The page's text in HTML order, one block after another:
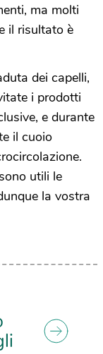
ma molti
il risultato è
dei capelli,
i prodotti
e durante
il cuoio
utili le
la vostra